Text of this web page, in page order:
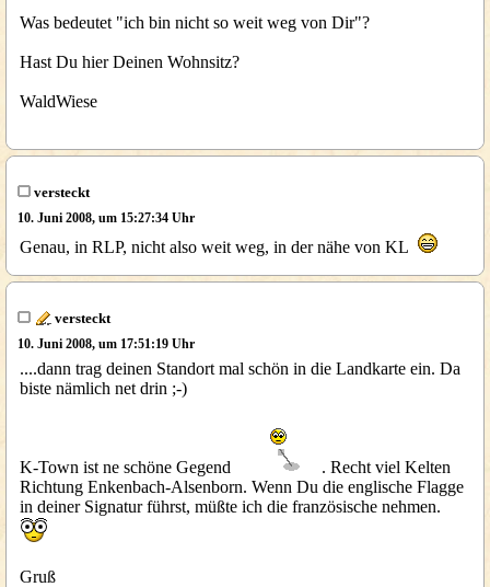
Was bedeutet "ich bin nicht so weit weg von Dir"?
Hast Du hier Deinen Wohnsitz?
WaldWiese
versteckt
10. Juni 2008, um 15:27:34 Uhr
Genau, in RLP, nicht also weit weg, in der nähe von KL
versteckt
10. Juni 2008, um 17:51:19 Uhr
....dann trag deinen Standort mal schön in die Landkarte ein. Da
biste nämlich net drin ;-)
K-Town ist ne schöne Gegend
. Recht viel Kelten
Richtung Enkenbach-Alsenborn. Wenn Du die englische Flagge
in deiner Signatur führst, müßte ich die französische nehmen.
Gruß